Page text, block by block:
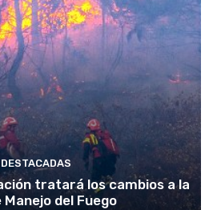
DESTACADAS
tratará los cambios a la
Manejo del Fuego